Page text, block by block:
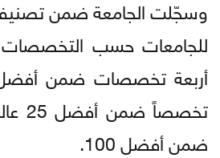
وسجّلت الجامعة ضمن
ضمن أفضل 100.